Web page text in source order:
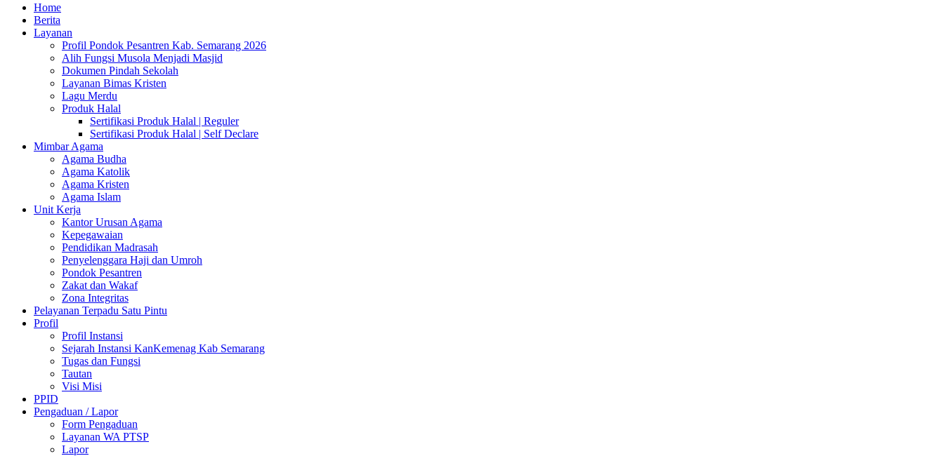
Home
Berita
Layanan
Profil Pondok Pesantren Kab. Semarang 2026
Alih Fungsi Musola Menjadi Masjid
Dokumen Pindah Sekolah
Layanan Bimas Kristen
Lagu Merdu
Produk Halal
Sertifikasi Produk Halal | Reguler
Sertifikasi Produk Halal | Self Declare
Mimbar Agama
Agama Budha
Agama Katolik
Agama Kristen
Agama Islam
Unit Kerja
Kantor Urusan Agama
Kepegawaian
Pendidikan Madrasah
Penyelenggara Haji dan Umroh
Pondok Pesantren
Zakat dan Wakaf
Zona Integritas
Pelayanan Terpadu Satu Pintu
Profil
Profil Instansi
Sejarah Instansi KanKemenag Kab Semarang
Tugas dan Fungsi
Tautan
Visi Misi
PPID
Pengaduan / Lapor
Form Pengaduan
Layanan WA PTSP
Lapor